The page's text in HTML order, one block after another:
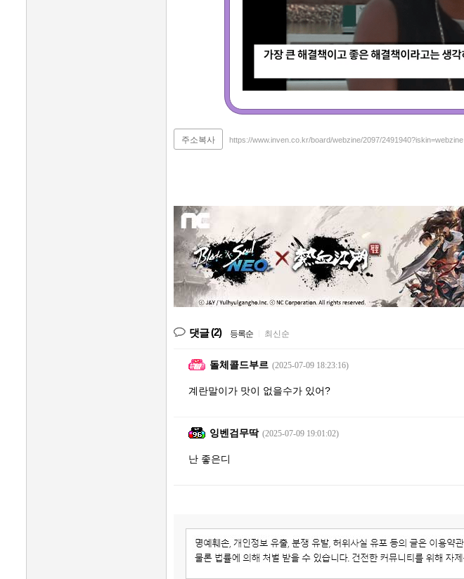
주소복사 https://www.inven.co.kr/board/webzine/2097/2491940?iskin=webzine
댓글(2) 등록순 최신순
돌체콜드부르 (2025-07-09 18:23:16)
계란말이가 맛이 없을수가 있어?
잉벤검무딱 (2025-07-09 19:01:02)
난 좋은디